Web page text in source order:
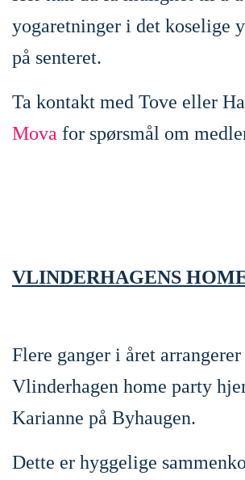
yogaretninger i det koselige
på senteret.
Ta kontakt med Tove eller
Mova for spørsmål om
VLINDERHAGENS
Flere ganger i året arrangerer
Vlinderhagen home party
Karianne på Byhaugen.
Dette er hyggelige